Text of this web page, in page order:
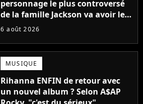
personnage le plus controversé
de la famille Jackson va avoir le
droit à sa propre série
6 août 2026
MUSIQUE
Rihanna ENFIN de retour avec
un nouvel album ? Selon A$AP